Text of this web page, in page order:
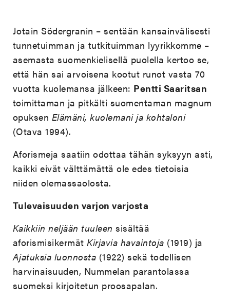
Jotain Södergranin – sentään kansainvälisesti
tunnetuimman ja tutkituimman lyyrikkomme –
asemasta suomenkielisellä puolella kertoo se,
että hän sai arvoisena kootut runot vasta 70
vuotta kuolemansa jälkeen: Pentti Saaritsan
toimittaman ja pitkälti suomentaman magnum
opuksen Elämäni, kuolemani ja kohtaloni
(Otava 1994).
Aforismeja saatiin odottaa tähän syksyyn asti,
kaikki eivät välttämättä ole edes tietoisia
niiden olemassaolosta.
Tulevaisuuden varjon varjosta
Kaikkiin neljään tuuleen sisältää
aforismisikermätKirjavia havaintoja (1919) ja
Ajatuksia luonnosta (1922) sekä todellisen
harvinaisuuden, Nummelan parantolassa
suomeksi kirjoitetun proosapalan.